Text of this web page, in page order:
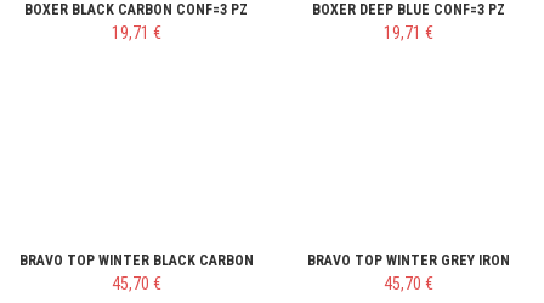
BOXER BLACK CARBON CONF=3 PZ
19,71 €
BOXER DEEP BLUE CONF=3 PZ
19,71 €
BRAVO TOP WINTER BLACK CARBON
45,70 €
BRAVO TOP WINTER GREY IRON
45,70 €